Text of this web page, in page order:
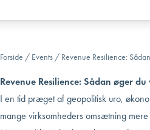
Forside / Events / Revenue Resilience:
Revenue Resilience: Sådan øger
I en tid præget af geopolitisk uro,
mange virksomheders omsætning